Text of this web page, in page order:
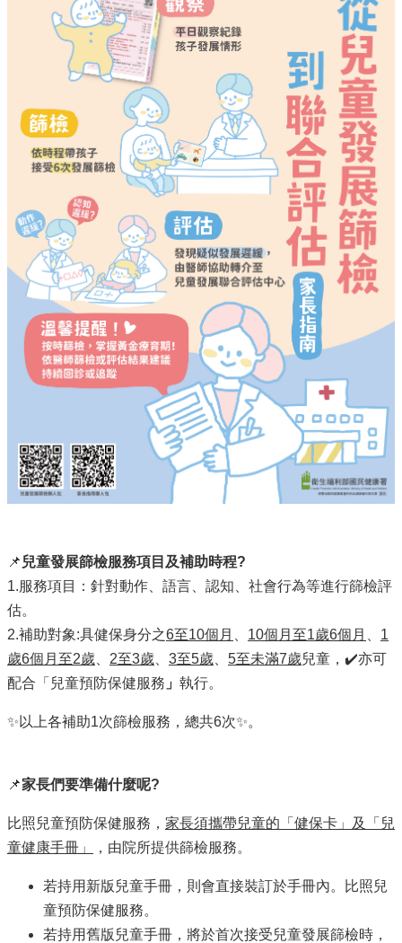
📌 兒童發展篩檢服務項目及補助時程?
1.服務項目：針對動作、語言、認知、社會行為等進行篩檢評
估。
2.補助對象:具健保身分之6至10個月 10個月至1歲6個月
1
歲6個月至2歲
2至3歲 3至5歲 5至未滿7歲兒童，✔️亦可
配合「兒童預防保健服務 」 執行。
✨以上各補助1次篩檢服務，總共6次✨。
📌家長們要準備什麼呢?
比照兒童預防保健服務， 家長須攜帶兒童的「健保卡」及「兒
童健康手冊」
，由院所提供篩檢服務。
若持用新版兒童手冊，則會直接裝訂於手冊內。比照兒
童預防保健服務。
若持用舊版兒童手冊，將於首次接受兒童發展篩檢時，